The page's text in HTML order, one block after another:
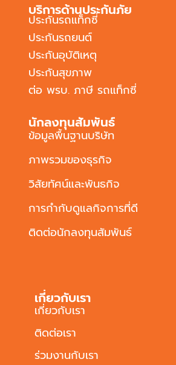
บริการด้านประกันภัย
ประกันรถแท็กซี่
ประกันรถยนต์
ประกันอุบัติเหตุ
ประกันสุขภาพ
ต่อ พรบ. ภาษี รถแท็กซี่
นักลงทุนสัมพันธ์
ข้อมูลพื้นฐานบริษัท
ภาพรวมของธุรกิจ
วิสัยทัศน์และพันธกิจ
การกำกับดูแลกิจการที่ดี
ติดต่อนักลงทุนสัมพันธ์
เกี่ยวกับเรา
เกี่ยวกับเรา
ติดต่อเรา
ร่วมงานกับเรา